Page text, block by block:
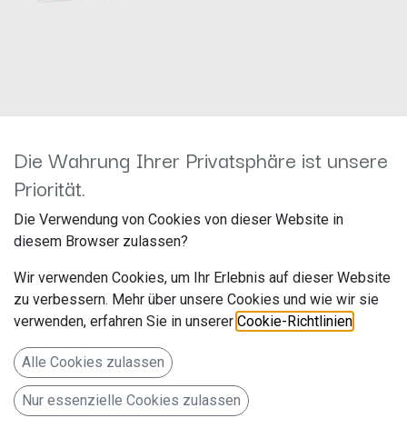
ACV 42shy008
Hersteller: ACV
Artikelnummer: 42shy008
Straßburger Allee 10-12
41812 Erkelenz
Deutschland www.acvgmbh.de
Lenkradfernbedienungsadapter Hyundai / Kia
Die Wahrung Ihrer Privatsphäre ist unsere
Priorität.
Die Verwendung von Cookies von dieser Website in
diesem Browser zulassen?
Wir verwenden Cookies, um Ihr Erlebnis auf dieser Website
zu verbessern. Mehr über unsere Cookies und wie wir sie
verwenden, erfahren Sie in unserer Cookie-Richtlinien
Alle Cookies zulassen
Nur essenzielle Cookies zulassen